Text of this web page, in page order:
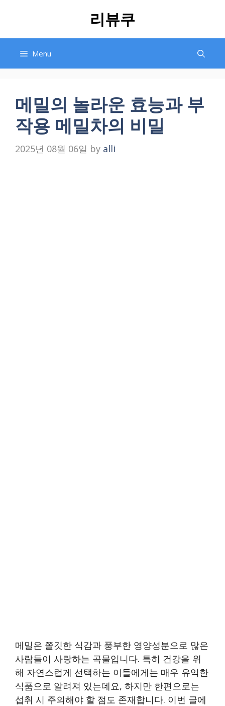
리뷰쿠
Menu
메밀의 놀라운 효능과 부
작용 메밀차의 비밀
2025년 08월 06일 by alli
메밀은 쫄깃한 식감과 풍부한 영양성분으로 많은
사람들이 사랑하는 곡물입니다. 특히 건강을 위
해 자연스럽게 선택하는 이들에게는 매우 유익한
식품으로 알려져 있는데요, 하지만 한편으로는
섭취 시 주의해야 할 점도 존재합니다. 이번 글에